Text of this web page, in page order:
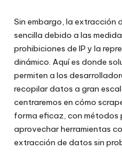
r
a
t
ui
t
a
]
Sin embargo, la extracción
sencilla debido a las
prohibiciones de IP y la
dinámico. Aquí es donde
permiten a los
recopilar datos a gran
centraremos en cómo
forma eficaz, con métodos
aprovechar herramientas
extracción de datos sin